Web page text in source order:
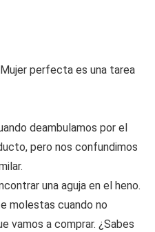
perfecta es una tarea
deambulamos por el
pero nos confundimos
una aguja en el heno.
molestas cuando no
vamos a comprar. ¿Sabes